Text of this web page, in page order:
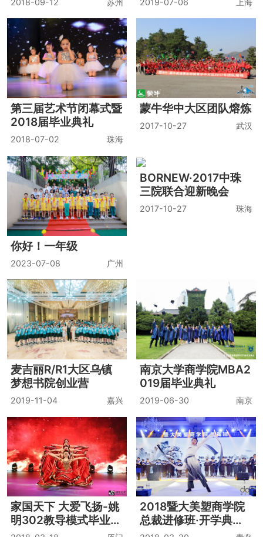
第三届艺术节闭幕式暨
2018届毕业典礼
2018-07-02 珠海
蒙牛华中大区团队熔炼
2017-10-27 武汉
你好！一年级
2023-07-08 广州
BORNEW·2017中珠
三院联合迎新晚会
2017-10-27 珠海
麦吉丽R/R1大区乌镇
梦想书院创业营
2019-11-04 嘉兴
南京大学商学院MBA2
019届毕业典礼
2019-06-30 南京
家国天下 大爱飞扬-姚
明302教导模式毕业盛
典
2018暨大美塑商学院
总裁进修班·开学典礼·
格局